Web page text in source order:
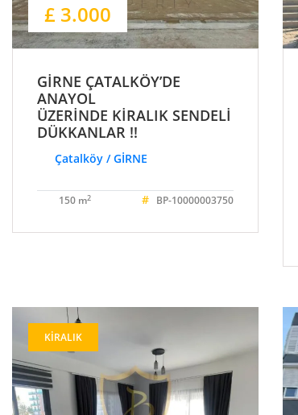
£ 3.000
GİRNE ÇATALKÖY’DE
ANAYOL
ÜZERİNDE KİRALIK SENDELİ
DÜKKANLAR !!
Çatalköy / GİRNE
150 m2 # BP-10000003750
KIRALIK